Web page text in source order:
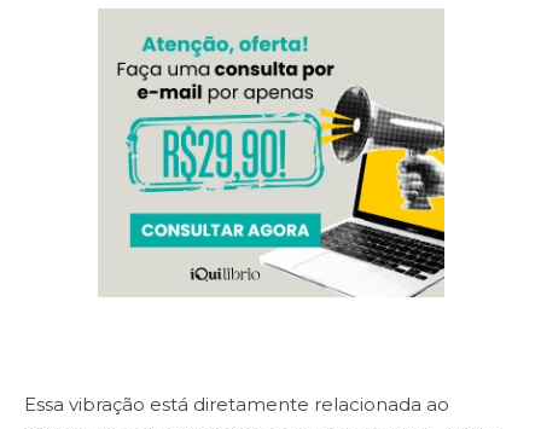
Essa vibração está diretamente relacionada ao